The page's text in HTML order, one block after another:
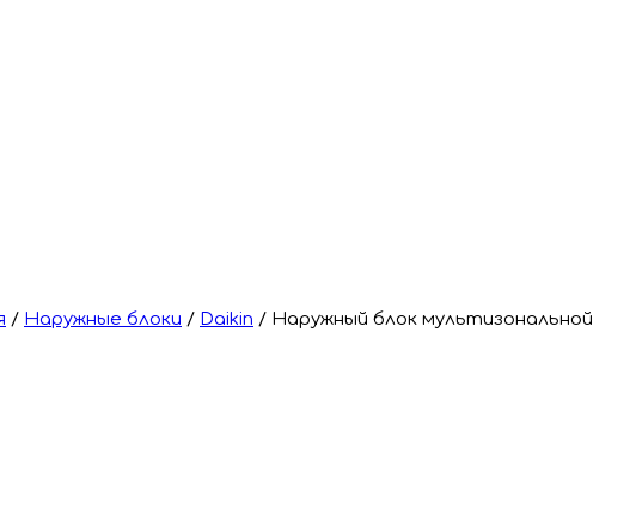
/ Наружные блоки / Daikin / Наружный блок мультизональной